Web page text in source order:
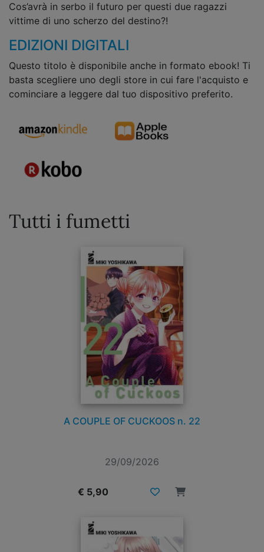
Cos’avrà in serbo il futuro per questi due ragazzi
vittime di uno scherzo del destino?!
EDIZIONI DIGITALI
Questo titolo è disponibile anche in formato ebook! Ti
basta scegliere uno degli store in cui fare l'acquisto e
cominciare a leggere dal tuo dispositivo preferito.
Tutti i fumetti
A COUPLE OF CUCKOOS n. 22
29/09/2026
€ 5,90